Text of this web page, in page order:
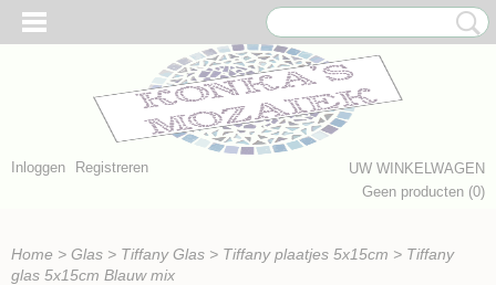
Inloggen Registreren
UW WINKELWAGEN
Geen producten (0)
Home > Glas > Tiffany Glas > Tiffany plaatjes 5x15cm > Tiffany
glas 5x15cm Blauw mix